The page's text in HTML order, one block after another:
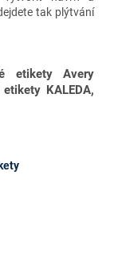
tak plýtvání
etikety Avery
KALEDA,